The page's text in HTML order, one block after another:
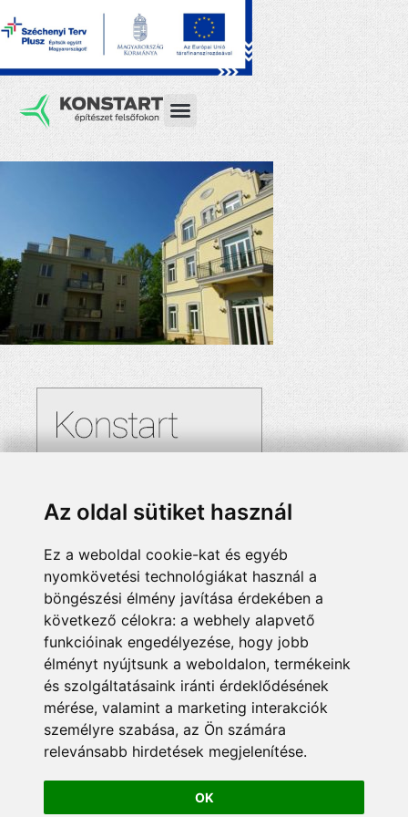
Az oldal sütiket használ
Ez a weboldal cookie-kat és egyéb
nyomkövetési technológiákat használ a
böngészési élmény javítása érdekében a
következő célokra: a webhely alapvető
funkcióinak engedélyezése, hogy jobb
élményt nyújtsunk a weboldalon, termékeink
és szolgáltatásaink iránti érdeklődésének
mérése, valamint a marketing interakciók
személyre szabása, az Ön számára
relevánsabb hirdetések megjelenítése.
OK